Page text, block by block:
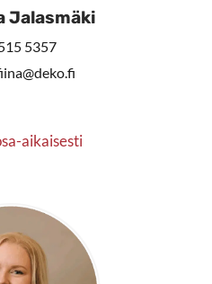
Jalasmäki
5357
aikaisesti